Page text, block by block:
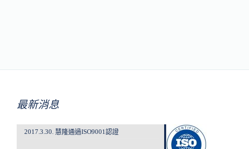
最新消息
2017.3.30. 慧隆通過ISO9001認證